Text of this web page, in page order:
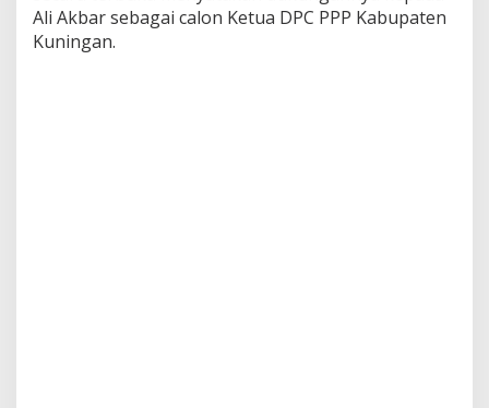
Ali Akbar sebagai calon Ketua DPC PPP Kabupaten
Kuningan.